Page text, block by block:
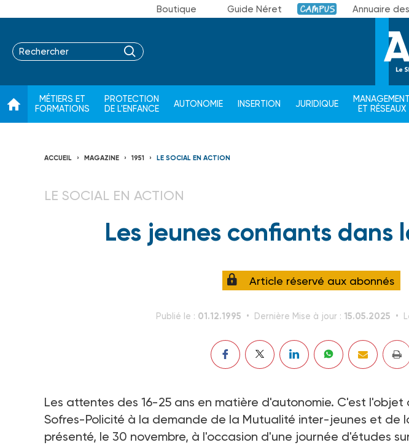
Boutique Guide Néret Campus Annuaire
MÉTIERS ET
FORMATIONS
PROTECTION
DE L'ENFANCE
AUTONOMIE INSERTION JURIDIQUE
MANAGEMENT
ET RÉSEAUX
ACCUEIL MAGAZINE 1951 LE SOCIAL EN ACTION
LE SOCIAL EN ACTION
Les jeunes confiants dans
Article réservé aux abonnés
Publié le : 01.12.1995 Dernière Mise à jour : 15.05.2025
Les attentes des 16-25 ans en matière d'autonomie. C'est
Sofres-Policité à la demande de la Mutualité inter-jeunes et de
présenté, le 30 novembre, à l'occasion d'une journée d'études